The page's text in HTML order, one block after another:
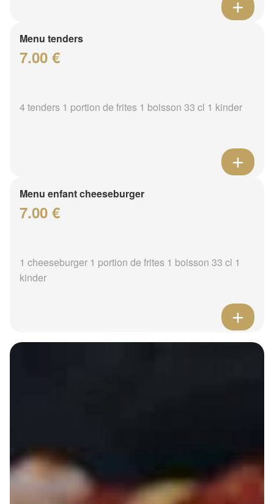
Menu tenders
7.00 €
4 tenders 1 portion de frites 1 boisson 33 cl 1 kinder
Menu enfant cheeseburger
7.00 €
1 cheeseburger 1 portion de frites 1 boisson 33 cl 1
kinder